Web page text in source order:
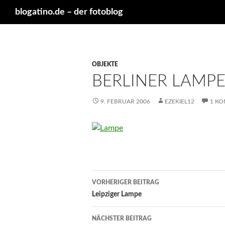
blogatino.de – der fotoblog
OBJEKTE
BERLINER LAMPE
9. FEBRUAR 2006 EZEKIEL12 1
Beitragsnavigation
VORHERIGER BEITRAG
Leipziger Lampe
NÄCHSTER BEITRAG